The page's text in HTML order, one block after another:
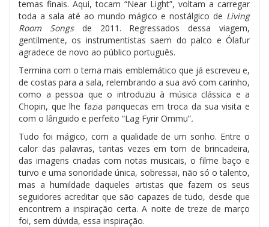
temas finais. Aqui, tocam “Near Light”, voltam a carregar
toda a sala até ao mundo mágico e nostálgico de Living
Room Songsde 2011. Regressados dessa viagem,
gentilmente, os instrumentistas saem do palco e Ólafur
agradece de novo ao público português.
Termina com o tema mais emblemático que já escreveu e,
de costas para a sala, relembrando a sua avó com carinho,
como a pessoa que o introduziu à música clássica e a
Chopin, que lhe fazia panquecas em troca da sua visita e
com o lânguido e perfeito “Lag Fyrir Ommu”.
Tudo foi mágico, com a qualidade de um sonho. Entre o
calor das palavras, tantas vezes em tom de brincadeira,
das imagens criadas com notas musicais, o filme baço e
turvo e uma sonoridade única, sobressai, não só o talento,
mas a humildade daqueles artistas que fazem os seus
seguidores acreditar que são capazes de tudo, desde que
encontrem a inspiração certa. A noite de treze de março
foi, sem dúvida, essa inspiração.